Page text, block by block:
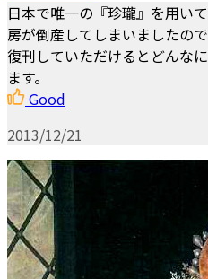
日本で唯一の『珍瓏』を用い
房が倒産してしまいましたの
復刊していただけるとどんな
ます。
Good
2013/12/21